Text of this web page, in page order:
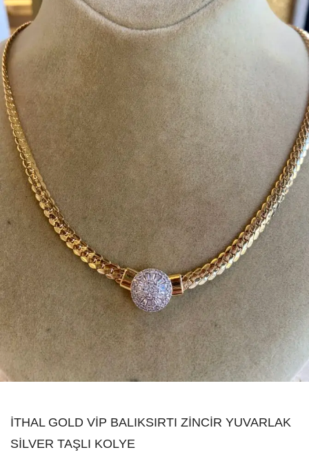
İTHAL GOLD VİP BALIKSIRTI ZINCIR YUVARLAK
SILVER TAŞLI KOLYE